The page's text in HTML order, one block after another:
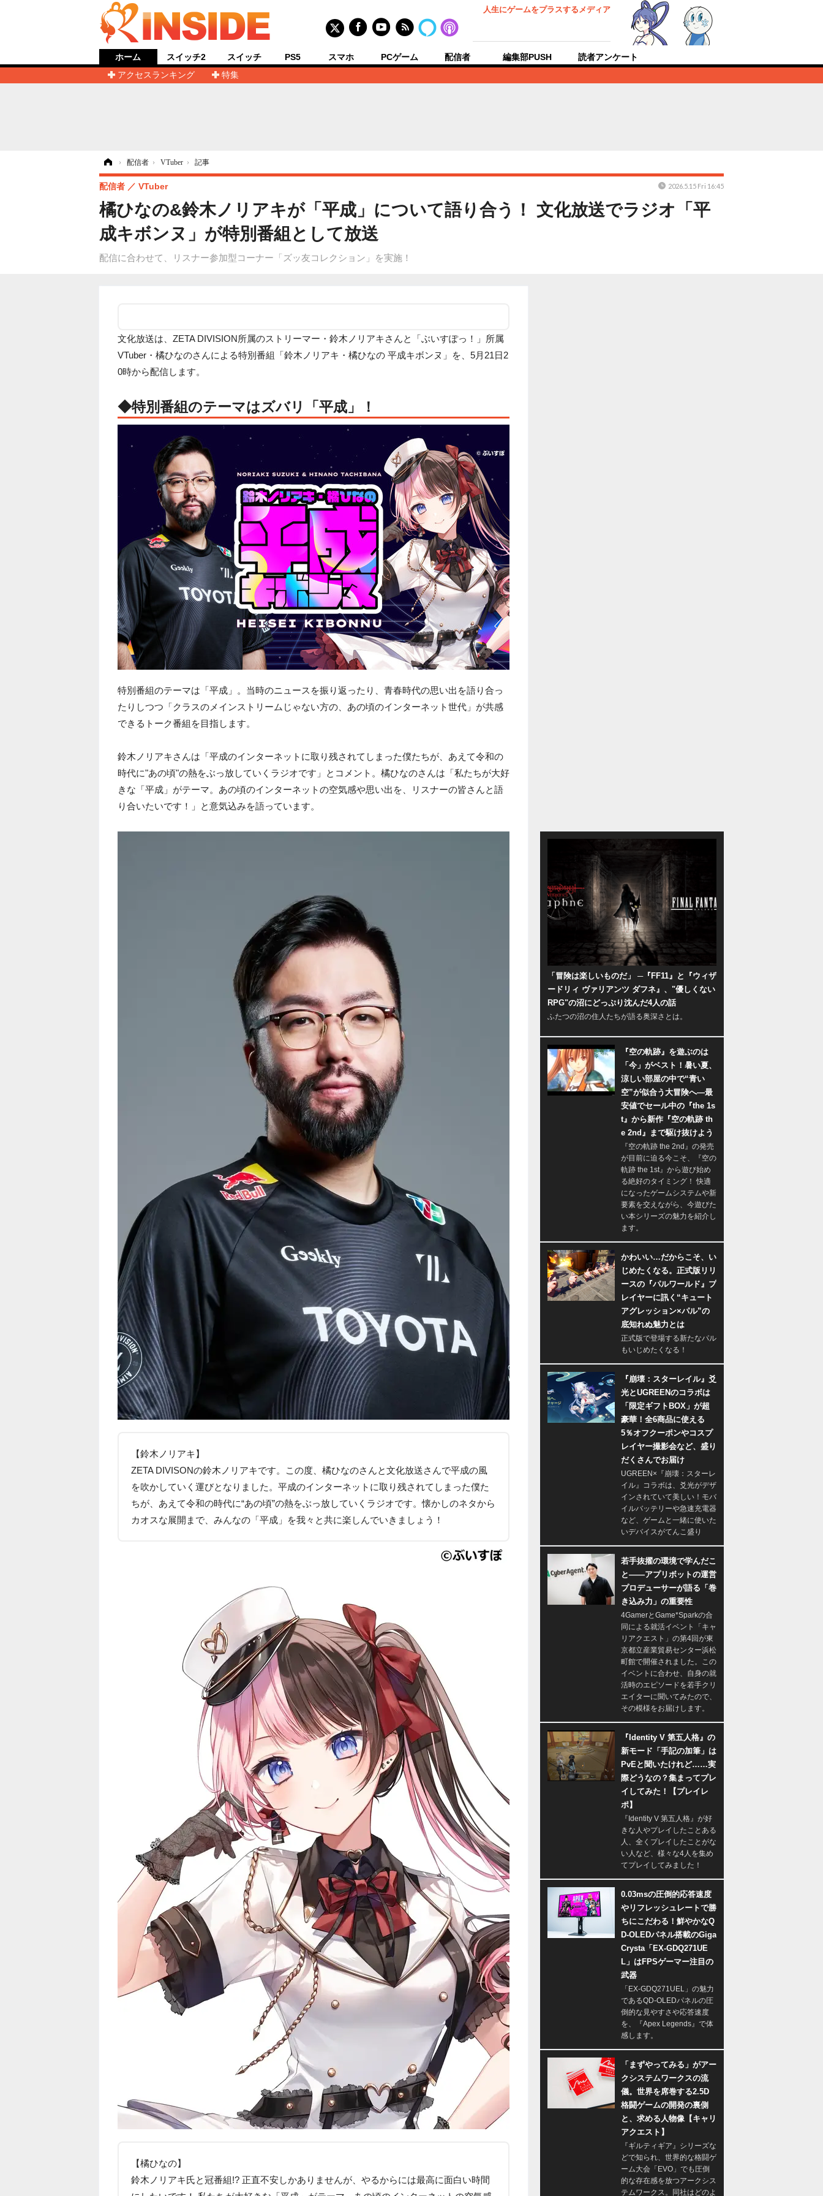
人生にゲームをプラスするメディア
ホーム
アクセスランキング
特集
スイッチ2 スイッチ PS5 スマホ PCゲーム 配信者 編集部PUSH 読者アンケート
› 配信者 › VTuber › 記事
橘ひなの&鈴木ノリアキが「平成」について語り合う！ 文化放送でラジオ「平
成キボンヌ」が特別番組として放送
配信に合わせて、リスナー参加型コーナー「ズッ友コレクション」を実施！
配信者 VTuber 2026.5.15 Fri 16:45
文化放送は、ZETA DIVISION所属のストリーマー・鈴木ノリアキさんと「ぶいすぽっ！」所属
VTuber・橘ひなのさんによる特別番組「鈴木ノリアキ・橘ひなの 平成キボンヌ」を、5月21日2
0時から配信します。
◆特別番組のテーマはズバリ「平成」！
特別番組のテーマは「平成」。当時のニュースを振り返ったり、青春時代の思い出を語り合っ
たりしつつ「クラスのメインストリームじゃない方の、あの頃のインターネット世代」が共感
できるトーク番組を目指します。
鈴木ノリアキさんは「平成のインターネットに取り残されてしまった僕たちが、あえて令和の
時代に"あの頃"の熱をぶっ放していくラジオです」とコメント。橘ひなのさんは「私たちが大好
きな「平成」がテーマ。あの頃のインターネットの空気感や思い出を、リスナーの皆さんと語
り合いたいです！」と意気込みを語っています。
【鈴木ノリアキ】
ZETA DIVISONの鈴木ノリアキです。この度、橘ひなのさんと文化放送さんで平成の風
を吹かしていく運びとなりました。平成のインターネットに取り残されてしまった僕た
ちが、あえて令和の時代に“あの頃”の熱をぶっ放していくラジオです。懐かしのネタから
カオスな展開まで、みんなの「平成」を我々と共に楽しんでいきましょう！
【橘ひなの】
鈴木ノリアキ氏と冠番組!? 正直不安しかありませんが、やるからには最高に面白い時間
「冒険は楽しいものだ」 ─『FF11』と『ウィザ
ードリィ ヴァリアンツ ダフネ』、"優しくない
RPG"の沼にどっぷり沈んだ4人の話
ふたつの沼の住人たちが語る奥深さとは。
『空の軌跡』を遊ぶのは
「今」がベスト！暑い夏、
涼しい部屋の中で“青い
空”が似合う大冒険へ―最
安値でセール中の『the 1s
t』から新作『空の軌跡 th
e 2nd』まで駆け抜けよう
『空の軌跡 the 2nd』の発売
が目前に迫る今こそ、『空の
軌跡 the 1st』から遊び始め
る絶好のタイミング！ 快適
になったゲームシステムや新
要素を交えながら、今遊びた
い本シリーズの魅力を紹介し
ます。
かわいい…だからこそ、い
じめたくなる。正式版リリ
ースの『パルワールド』プ
レイヤーに訊く“キュート
アグレッション×パル”の
底知れぬ魅力とは
正式版で登場する新たなパル
もいじめたくなる！
『崩壊：スターレイル』爻
光とUGREENのコラボは
「限定ギフトBOX」が超
豪華！全6商品に使える
5％オフクーポンやコスプ
レイヤー撮影会など、盛り
だくさんでお届け
UGREEN×『崩壊：スターレ
イル』コラボは、爻光がデザ
インされていて美しい！モバ
イルバッテリーや急速充電器
など、ゲームと一緒に使いた
いデバイスがてんこ盛り
若手抜擢の環境で学んだこ
と――アプリボットの運営
プロデューサーが語る「巻
き込み力」の重要性
4GamerとGame*Sparkの合
同による就活イベント「キャ
リアクエスト」の第4回が東
京都立産業貿易センター浜松
町館で開催されました。この
イベントに合わせ、自身の就
活時のエピソードを若手クリ
エイターに聞いてみたので、
その模様をお届けします。
『Identity V 第五人格』の
新モード「手記の加筆」は
PvEと聞いたけれど……実
際どうなの？集まってプレ
イしてみた！【プレイレ
ポ】
『Identity V 第五人格』が好
きな人やプレイしたことある
人、全くプレイしたことがな
い人など、様々な4人を集め
てプレイしてみました！
0.03msの圧倒的応答速度
やリフレッシュレートで勝
ちにこだわる！鮮やかなQ
D-OLEDパネル搭載のGiga
Crysta「EX-GDQ271UE
L」はFPSゲーマー注目の
武器
「EX-GDQ271UEL」の魅力
であるQD-OLEDパネルの圧
倒的な見やすさや応答速度
を、『Apex Legends』で体
感します。
「まずやってみる」がアー
クシステムワークスの流
儀。世界を席巻する2.5D
格闘ゲームの開発の裏側
と、求める人物像【キャリ
アクエスト】
『ギルティギア』シリーズな
どで知られ、世界的な格闘ゲ
ーム大会「EVO」でも圧倒
的な存在感を放つアークシス
テムワークス。同社はどのよ